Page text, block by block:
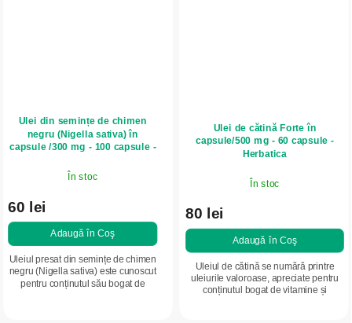
Ulei din semințe de chimen
negru (Nigella sativa) în
capsule /300 mg - 100 capsule -
În stoc
60 lei
Adaugă în Coş
Uleiul presat din semințe de chimen
negru (Nigella sativa) este cunoscut
pentru conținutul său bogat de
Ulei de cătină Forte în
capsule/500 mg - 60 capsule -
Herbatica
În stoc
80 lei
Adaugă în Coş
Uleiul de cătină se numără printre
uleiurile valoroase, apreciate pentru
conținutul bogat de vitamine și